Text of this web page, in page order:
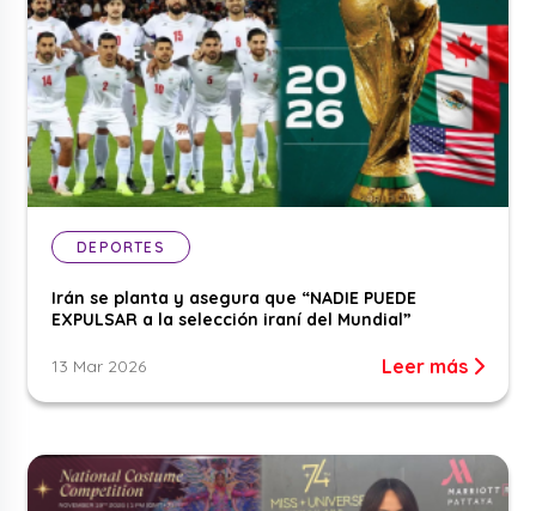
DEPORTES
Irán se planta y asegura que “NADIE PUEDE
EXPULSAR a la selección iraní del Mundial”
13 Mar 2026 Leer más